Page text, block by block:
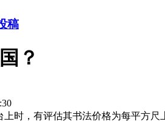
稿
？
，有评估其书法价格为每平方